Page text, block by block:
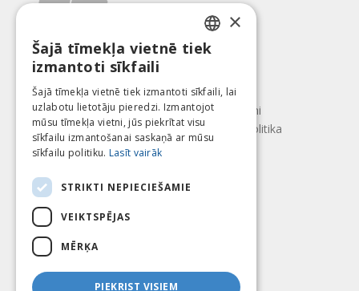
Apmaksas veidi
Atteikuma tiesības
Par mums
Kontakti
Lietošanas noteikumi
Konfidencialitātes politika
Seko mums Atrodi mūs
Mēs pieņēmam
LATVIAN
LITHUANIAN
ESTONIAN
×
Šajā tīmekļa vietnē tiek
izmantoti sīkfaili
Šajā tīmekļa vietnē tiek izmantoti sīkfaili, lai
uzlabotu lietotāju pieredzi. Izmantojot
mūsu tīmekļa vietni, jūs piekrītat visu
sīkfailu izmantošanai saskaņā ar mūsu
sīkfailu politiku. Lasīt vairāk
STRIKTI NEPIECIEŠAMIE
VEIKTSPĒJAS
MĒRĶA
PIEKRIST VISIEM